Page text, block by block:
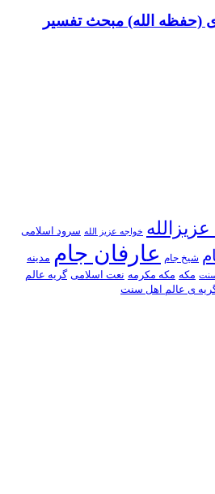
(حفظه الله) مبحث تفسیر
خواجه عزیز الله سرود اسلامی
شیخ جام عارفان جام مدینه
سنت مکه مکه مکرمه نعت اسلامی گریه عالم
ی عالم اهل سنت